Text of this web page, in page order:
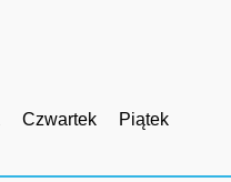
Czwartek
Piątek